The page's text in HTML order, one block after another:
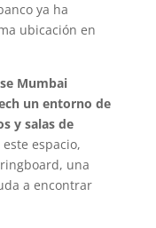
ya ha
ubicación en
Mumbai
un entorno de
y salas de
espacio,
una
a encontrar